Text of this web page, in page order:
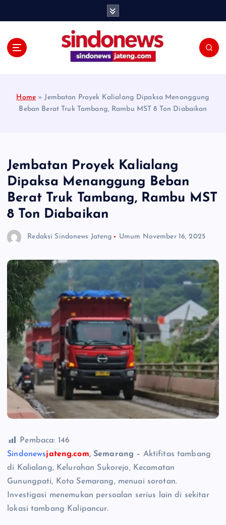
Home»Jembatan Proyek Kalialang Dipaksa Menanggung
Beban Berat Truk Tambang, Rambu MST 8 Ton Diabaikan
Jembatan Proyek Kalialang
Dipaksa Menanggung Beban
Berat Truk Tambang, Rambu MST
8 Ton Diabaikan
Redaksi Sindonews Jateng Umum November 16, 2025
Pembaca: 146
Sindonewsjateng.com, Semarang – Aktifitas tambang
di Kalialang, Kelurahan Sukorejo, Kecamatan
Gunungpati, Kota Semarang, menuai sorotan.
Investigasi menemukan persoalan serius lain di sekitar
lokasi tambang Kalipancur.